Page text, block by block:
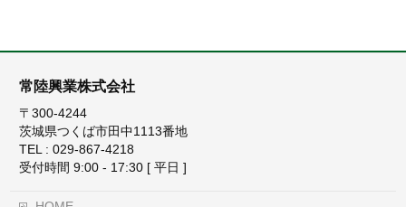
常陸興業株式会社
〒300-4244
茨城県つくば市田中1113番地
TEL : 029-867-4218
受付時間 9:00 - 17:30 [ 平日 ]